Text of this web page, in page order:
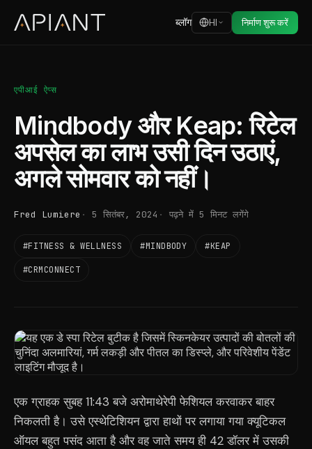
ब्लॉग HI निर्माण शुरू करें
एपीआई ऐप्स
Mindbody और Keap: रिटेल
अपसेल का लाभ उसी दिन उठाएं,
अगले सोमवार को नहीं।
Fred Lumiere 5 सितंबर, 2024 पढ़ने में 5 मिनट लगेंगे
#FITNESS & WELLNESS #MINDBODY #KEAP
#CRMCONNECT
एक ग्राहक सुबह 11:43 बजे अरोमाथेरेपी फेशियल करवाकर बाहर
निकलती है। उसे एस्थेटिशियन द्वारा हाथों पर लगाया गया क्यूटिकल
ऑयल बहुत पसंद आता है और वह जाते समय ही 42 डॉलर में उसकी